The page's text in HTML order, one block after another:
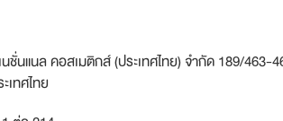
ชั่นแนล คอสเมติกส์ (ประเทศไทย) จำกัด 189/
เทศไทย